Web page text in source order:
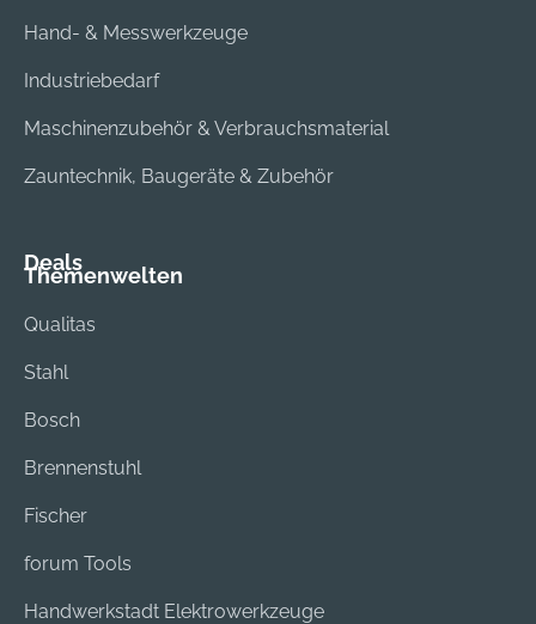
Hand- & Messwerkzeuge
Industriebedarf
Maschinenzubehör & Verbrauchsmaterial
Zauntechnik, Baugeräte & Zubehör
Deals
Themenwelten
Qualitas
Stahl
Bosch
Brennenstuhl
Fischer
forum Tools
Handwerkstadt Elektrowerkzeuge